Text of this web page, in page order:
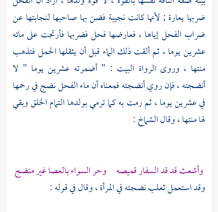
ضربها يعارة ; لأنها كانت نجيبة فضن بها صاحبها لنجابتها عن
ضراب الفحل إياها ، فعارضها فحل فضربها فأرتجت على مائه
عشرين يوما ، ثم ألقت ذلك الماء قبل أن يثقلها الحمل فتذهب
منتها ، وروى الرواة البيت : " أضمرته عشرين يوما " لا
أنضجته ، فإن روي أنضجته فمعناه أن ماء الفحل نضج في رحمها
في عشرين يوما ، ثم رمت به كما ترمي بولدها التمام الخلق وبقي
لها منتها ، وقالالشماخ:
وأشعث قد قد السفار قميصه وحر السواء بالعصا غير منضج
وقد استعملثعلبنضجته في المرأة ، وقال في قوله :